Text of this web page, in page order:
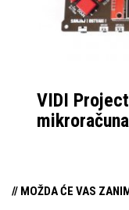
VIDI
// MOŽDA ĆE VAS